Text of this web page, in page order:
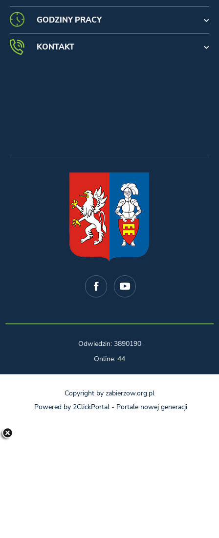
GODZINY PRACY
KONTAKT
Odwiedzin: 3890190
Online: 44
Copyright by zabierzow.org.pl
Powered by 2ClickPortal- Portale nowej generacji